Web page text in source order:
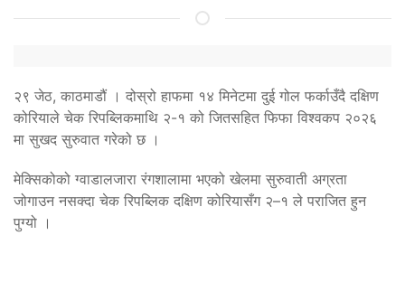
२९ जेठ, काठमाडौं । दोस्रो हाफमा १४ मिनेटमा दुई गोल फर्काउँदै दक्षिण
कोरियाले चेक रिपब्लिकमाथि २-१ को जितसहित फिफा विश्वकप २०२६
मा सुखद सुरुवात गरेको छ ।
मेक्सिकोको ग्वाडालजारा रंगशालामा भएको खेलमा सुरुवाती अग्रता
जोगाउन नसक्दा चेक रिपब्लिक दक्षिण कोरियासँग २–१ ले पराजित हुन
पुग्यो ।